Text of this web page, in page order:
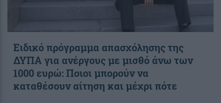
Ειδικό πρόγραμμα απασχόλησης της
ΔΥΠΑ για ανέργους με μισθό άνω των
1000 ευρώ: Ποιοι μπορούν να
καταθέσουν αίτηση και μέχρι πότε